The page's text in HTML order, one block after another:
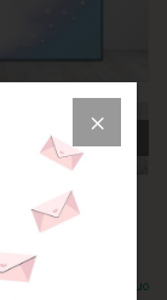
Διαθέσιμο